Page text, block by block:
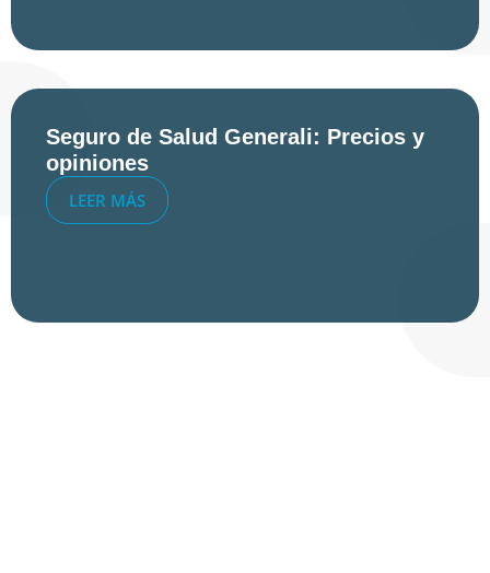
Seguro de Salud Generali: Precios y
opiniones
LEER MÁS